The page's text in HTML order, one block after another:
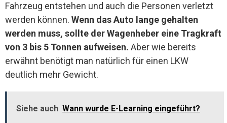
Fahrzeug entstehen und auch die Personen verletzt
werden können. Wenn das Auto lange gehalten
werden muss, sollte der Wagenheber eine Tragkraft
von 3 bis 5 Tonnen aufweisen. Aber wie bereits
erwähnt benötigt man natürlich für einen LKW
deutlich mehr Gewicht.
Siehe auch Wann wurde E-Learning eingeführt?